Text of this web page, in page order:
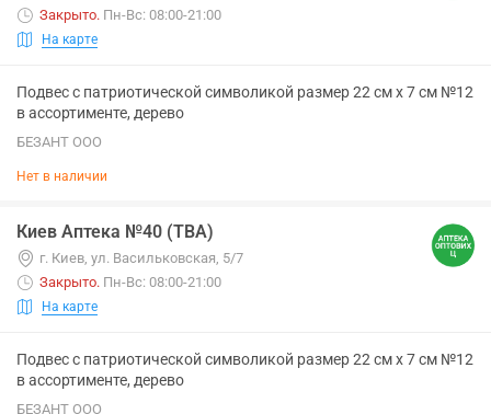
Закрыто. Пн-Вс: 08:00-21:00
На карте
Подвес с патриотической символикой размер 22 см х 7 см №12
в ассортименте, дерево
БЕЗАНТ ООО
Нет в наличии
Киев Аптека №40 (ТВА)
г. Киев, ул. Васильковская, 5/7
Закрыто. Пн-Вс: 08:00-21:00
На карте
Подвес с патриотической символикой размер 22 см х 7 см №12
в ассортименте, дерево
БЕЗАНТ ООО